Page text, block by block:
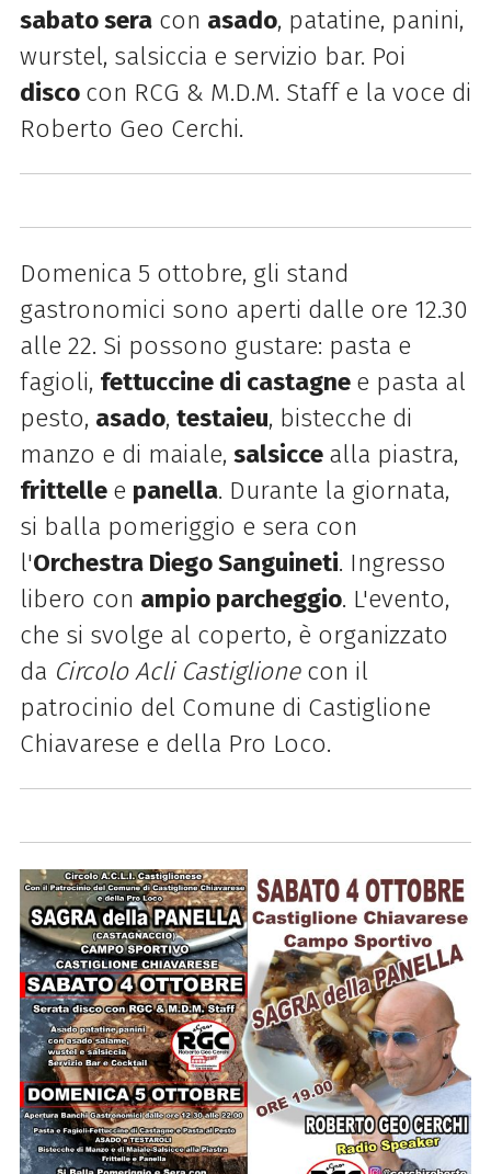
sabato seracon asado, patatine, panini,
wurstel, salsiccia e servizio bar. Poi
disco con RCG & M.D.M. Staff e la voce di
Roberto Geo Cerchi.
Domenica 5 ottobre, gli stand
gastronomici sono aperti dalle ore 12.30
alle 22. Si possono gustare: pasta e
fagioli, fettuccine di castagne e pasta al
pesto, asado, testaieu, bistecche di
manzo e di maiale, salsicce alla piastra,
frittelle e panella. Durante la giornata,
si balla pomeriggio e sera con
l'Orchestra Diego Sanguineti. Ingresso
libero con ampio parcheggio. L'evento,
che si svolge al coperto, è organizzato
da Circolo Acli Castiglionecon il
patrocinio del Comune di Castiglione
Chiavarese e della Pro Loco.